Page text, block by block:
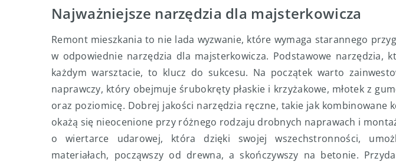
Najważniejsze narzędzia dla majsterkowicza
Remont mieszkania to nie lada wyzwanie, które wymaga starannego
w odpowiednie narzędzia dla majsterkowicza. Podstawowe narzędzia,
każdym warsztacie, to klucz do sukcesu. Na początek warto
naprawczy, który obejmuje śrubokręty płaskie i krzyżakowe, młotek z
oraz poziomicę. Dobrej jakości narzędzia ręczne, takie jak kombinowane
okażą się nieocenione przy różnego rodzaju drobnych naprawach i
o wiertarce udarowej, która dzięki swojej wszechstronności,
materiałach, począwszy od drewna, a skończywszy na betonie.